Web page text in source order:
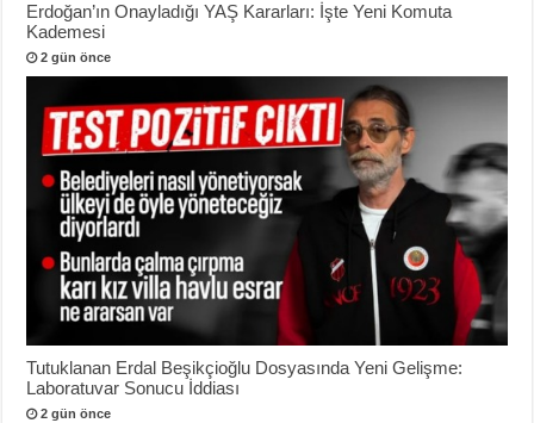
Erdoğan’ın Onayladığı YAŞ Kararları: İşte Yeni Komuta
Kademesi
2 gün önce
Tutuklanan Erdal Beşikçioğlu Dosyasında Yeni Gelişme:
Laboratuvar Sonucu İddiası
2 gün önce